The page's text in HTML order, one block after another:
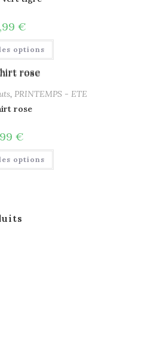
€
options
, PRINTEMPS - ETE
rose
€
options